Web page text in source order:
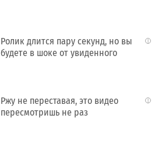
i
Ролик длится пару секунд, но вы
будете в шоке от увиденного
i
Ржу не переставая, это видео
пересмотришь не раз